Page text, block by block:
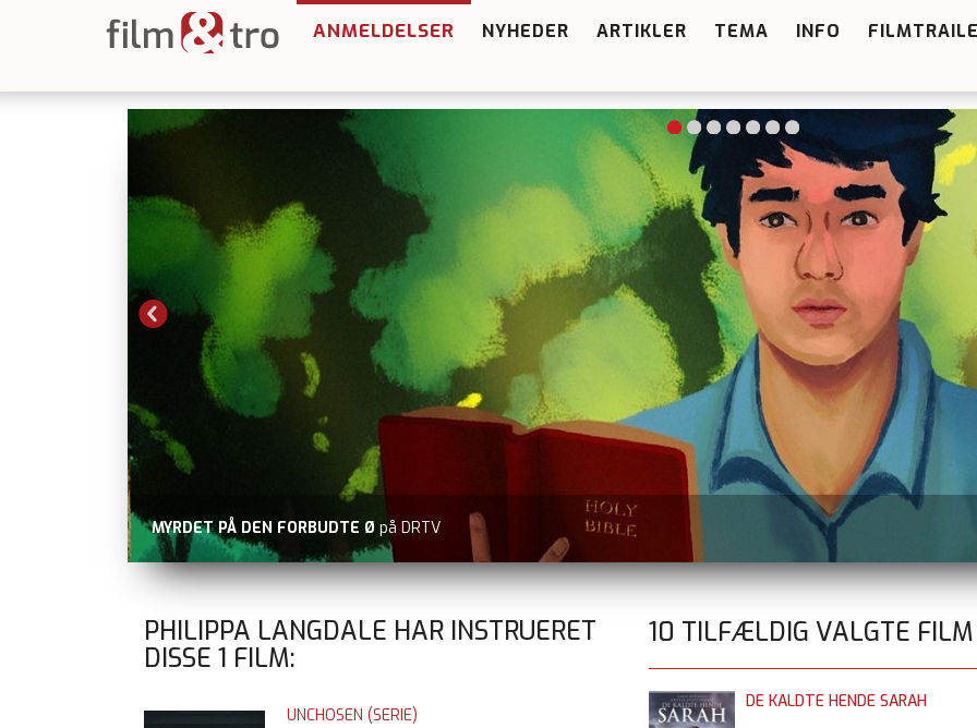
ANMELDELSER NYHEDER ARTIKLER TEMA INFO
MYRDET PÅ DEN FORBUDTE Ø på DRTV
PHILIPPA LANGDALE HAR INSTRUERET
DISSE 1 FILM:
UNCHOSEN (SERIE)
10 TILFÆLDIG VALGTE FILM
DE KALDTE HENDE SARAH